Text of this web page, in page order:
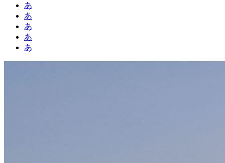
あ
あ
あ
あ
あ